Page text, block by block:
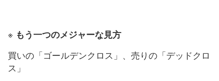
※ もう一つのメジャーな見方
買いの「ゴールデンクロス」、売りの「デッドクロ
ス」